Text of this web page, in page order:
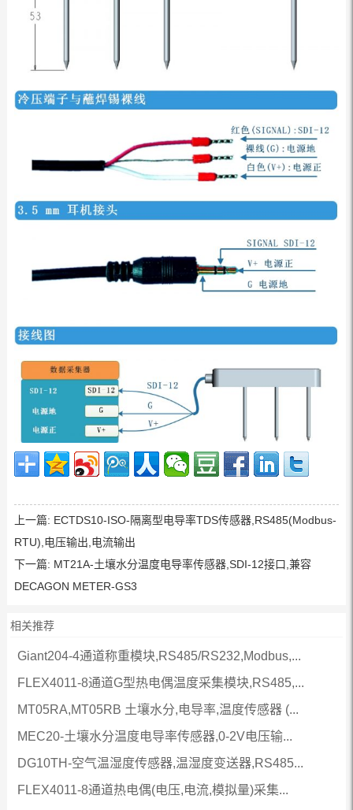
上一篇: ECTDS10-ISO-隔离型电导率TDS传感器,RS485(Modbus-
RTU),电压输出,电流输出
下一篇: MT21A-土壤水分温度电导率传感器,SDI-12接口,兼容
DECAGON METER-GS3
相关推荐
Giant204-4通道称重模块,RS485/RS232,Modbus,...
FLEX4011-8通道G型热电偶温度采集模块,RS485,...
MT05RA,MT05RB 土壤水分,电导率,温度传感器 (...
MEC20-土壤水分温度电导率传感器,0-2V电压输...
DG10TH-空气温湿度传感器,温湿度变送器,RS485...
FLEX4011-8通道热电偶(电压,电流,模拟量)采集...